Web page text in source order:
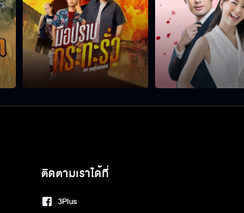
ติดตามเราได้ที่
3Plus